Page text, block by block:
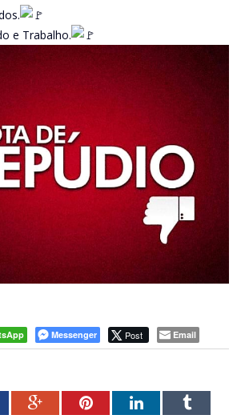
e Trabalho.
Messenger Post Email
Google+PinterestLinkedInTumblr